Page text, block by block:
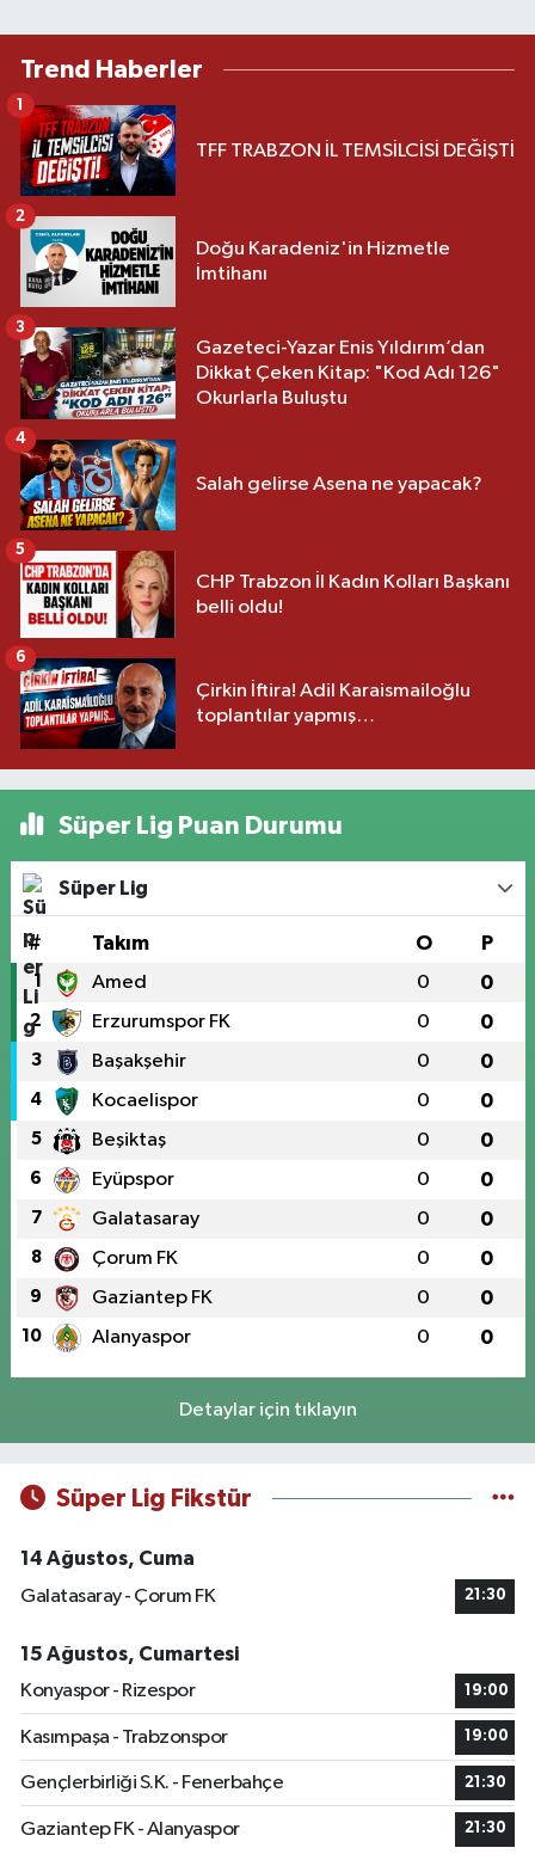
Trend Haberler
TFF TRABZON İL TEMSİLCİSİ DEĞİŞTİ
1
Doğu Karadeniz'in Hizmetle
İmtihanı
2
Gazeteci-Yazar Enis Yıldırım’dan
Dikkat Çeken Kitap: "Kod Adı 126"
Okurlarla Buluştu
3
Salah gelirse Asena ne yapacak?
4
CHP Trabzon İl Kadın Kolları Başkanı
belli oldu!
5
Çirkin İftira! Adil Karaismailoğlu
toplantılar yapmış…
6
Süper Lig Puan Durumu
Süper Lig
# Takım O P
1 Amed 0 0
2 Erzurumspor FK 0 0
3 Başakşehir 0 0
4 Kocaelispor 0 0
5 Beşiktaş 0 0
6 Eyüpspor 0 0
7 Galatasaray 0 0
8 Çorum FK 0 0
9 Gaziantep FK 0 0
10 Alanyaspor 0 0
Detaylar için tıklayın
Süper Lig Fikstür
14 Ağustos, Cuma
Galatasaray - Çorum FK
21:30
15 Ağustos, Cumartesi
Konyaspor - Rizespor
19:00
Kasımpaşa - Trabzonspor 19:00
Gençlerbirliği S.K. - Fenerbahçe 21:30
Gaziantep FK - Alanyaspor 21:30